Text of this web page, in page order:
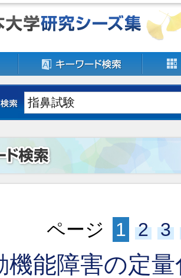
ページ 1 2 3
機能障害の定